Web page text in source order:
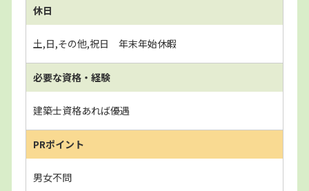
休日
土,日,その他,祝日 年末年始休暇
必要な資格・経験
建築士資格あれば優遇
PRポイント
男女不問